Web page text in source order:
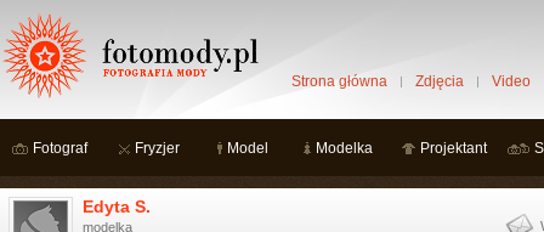
Strona główna Zdjęcia Video
Fotograf Fryzjer Model Modelka Projektant
Edyta S.
modelka